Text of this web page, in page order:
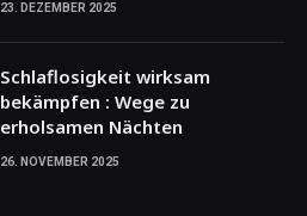
23. DEZEMBER 2025
Schlaflosigkeit wirksam
bekämpfen : Wege zu
erholsamen Nächten
26. NOVEMBER 2025